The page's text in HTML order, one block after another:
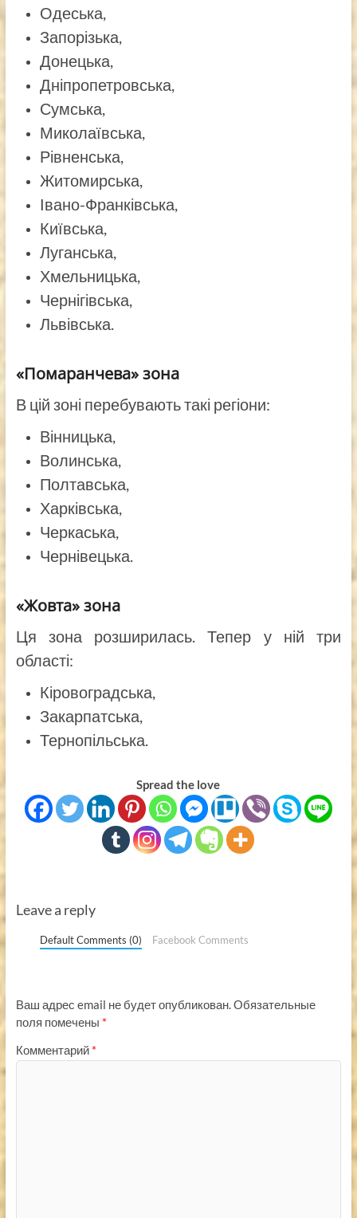
Одеська,
Запорізька,
Донецька,
Дніпропетровська,
Сумська,
Миколаївська,
Рівненська,
Житомирська,
Івано-Франківська,
Київська,
Луганська,
Хмельницька,
Чернігівська,
Львівська.
«Помаранчева» зона
В цій зоні перебувають такі регіони:
Вінницька,
Волинська,
Полтавська,
Харківська,
Черкаська,
Чернівецька.
«Жовта» зона
Ця зона розширилась. Тепер у ній три
області:
Кіровоградська,
Закарпатська,
Тернопільська.
Spread the love
Leave a reply
Default Comments (0) Facebook Comments
Ваш адрес email не будет опубликован.Обязательные
поля помечены *
Комментарий *